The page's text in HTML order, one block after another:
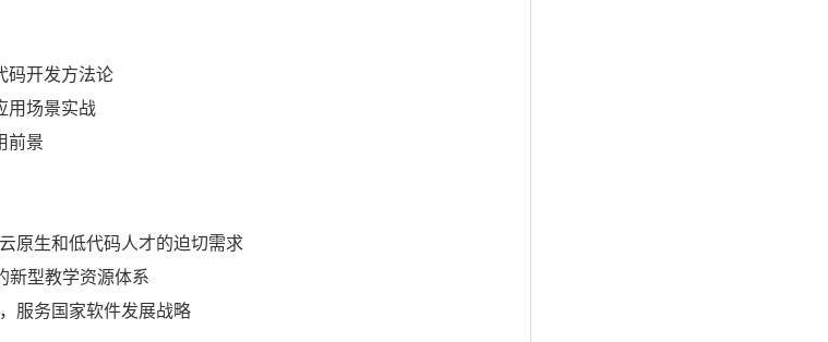
码开发方法论
用场景实战
前景
原生和低代码人才的迫切需求
新型教学资源体系
服务国家软件发展战略